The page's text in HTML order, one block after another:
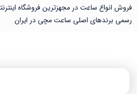
فروش انواع ساعت در مجهزترین فروشگاه
رسمی برندهای اصلی ساعت مچی در ایران